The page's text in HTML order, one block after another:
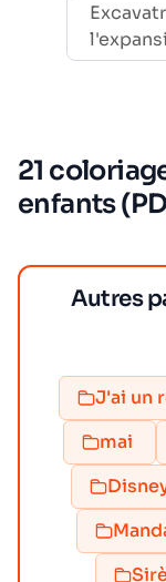
21
enfants
Autres
J'ai un
mai